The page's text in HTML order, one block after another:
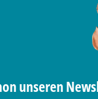
unseren